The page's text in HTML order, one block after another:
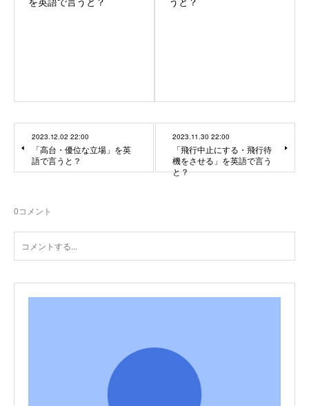
2023.12.02 22:00
「高台・優位な立場」を英
語で言うと？
2023.11.30 22:00
「飛行中止にする・飛行待
機をさせる」を英語で言う
と？
0コメント